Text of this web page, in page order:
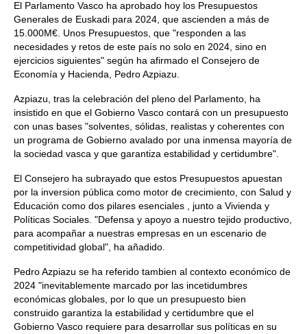
El Parlamento Vasco ha aprobado hoy los Presupuestos
Generales de Euskadi para 2024, que ascienden a más de
15.000M€. Unos Presupuestos, que "responden a las
necesidades y retos de este país no solo en 2024, sino en
ejercicios siguientes" según ha afirmado el Consejero de
Economía y Hacienda, Pedro Azpiazu.
Azpiazu, tras la celebración del pleno del Parlamento, ha
insistido en que el Gobierno Vasco contará con un presupuesto
con unas bases "solventes, sólidas, realistas y coherentes con
un programa de Gobierno avalado por una inmensa mayoría de
la sociedad vasca y que garantiza estabilidad y certidumbre".
El Consejero ha subrayado que estos Presupuestos apuestan
por la inversion pública como motor de crecimiento, con Salud y
Educación como dos pilares esenciales , junto a Vivienda y
Políticas Sociales. "Defensa y apoyo a nuestro tejido productivo,
para acompañar a nuestras empresas en un escenario de
competitividad global", ha añadido.
Pedro Azpiazu se ha referido tambien al contexto económico de
2024 "inevitablemente marcado por las incetidumbres
económicas globales, por lo que un presupuesto bien
construido garantiza la estabilidad y certidumbre que el
Gobierno Vasco requiere para desarrollar sus políticas en su